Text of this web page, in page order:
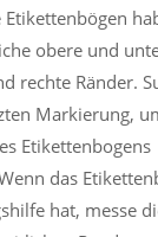
Etikettenbögen
obere und
rechte Ränder.
Markierung,
Etikettenbogens
das
hat, messe